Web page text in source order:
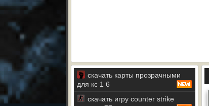
скачать карты прозрачными
для кс 1 6
скачать игру counter strike